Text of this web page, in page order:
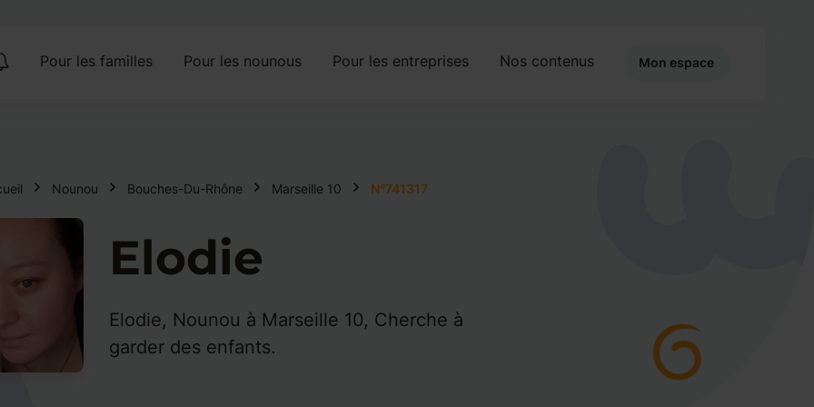
Pour les familles Pour les nounous Pour les entreprises Nos contenus Mon espace
Nounou Bouches-Du-Rhône Marseille 10 N°741317
Elodie
Elodie, Nounou à Marseille 10, Cherche à
garder des enfants.